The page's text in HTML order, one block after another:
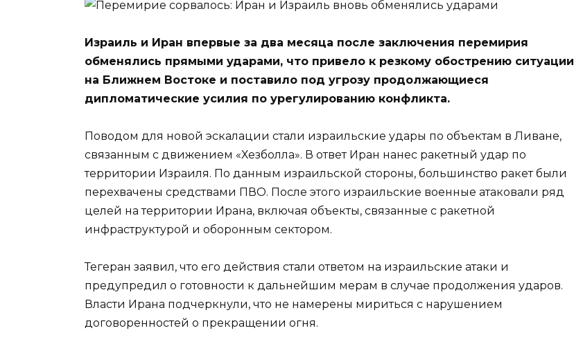
Израиль и Иран впервые за два месяца после заключения перемирия
обменялись прямыми ударами, что привело к резкому обострению ситуации
на Ближнем Востоке и поставило под угрозу продолжающиеся
дипломатические усилия по урегулированию конфликта.
Поводом для новой эскалации стали израильские удары по объектам в Ливане,
связанным с движением «Хезболла». В ответ Иран нанес ракетный удар по
территории Израиля. По данным израильской стороны, большинство ракет были
перехвачены средствами ПВО. После этого израильские военные атаковали ряд
целей на территории Ирана, включая объекты, связанные с ракетной
инфраструктурой и оборонным сектором.
Тегеран заявил, что его действия стали ответом на израильские атаки и
предупредил о готовности к дальнейшим мерам в случае продолжения ударов.
Власти Ирана подчеркнули, что не намерены мириться с нарушением
договоренностей о прекращении огня.